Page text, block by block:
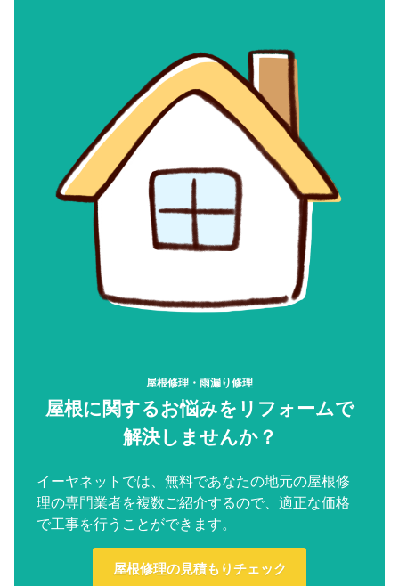
屋根修理・雨漏り修理
屋根に関するお悩みをリフォームで
解決しませんか？
イーヤネットでは、無料であなたの地元の屋根修
理の専門業者を複数ご紹介するので、適正な価格
で工事を行うことができます。
屋根修理の見積もりチェック